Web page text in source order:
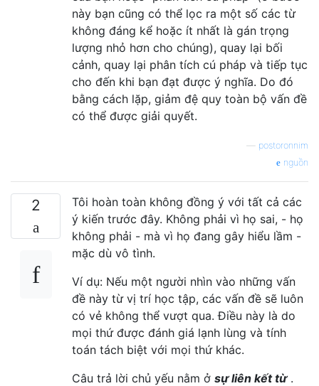
này bạn cũng có thể lọc ra một số các từ
không đáng kể hoặc ít nhất là gán trọng
lượng nhỏ hơn cho chúng), quay lại bối
cảnh, quay lại phân tích cú pháp và tiếp tục
cho đến khi bạn đạt được ý nghĩa. Do đó
bằng cách lặp, giảm đệ quy toàn bộ vấn đề
có thể được giải quyết.
postoronnim
nguồn
2
Tôi hoàn toàn không đồng ý với tất cả các
ý kiến ​​trước đây. Không phải vì họ sai, - họ
không phải - mà vì họ đang gây hiểu lầm -
mặc dù vô tình.
Ví dụ: Nếu một người nhìn vào những vấn
đề này từ vị trí học tập, các vấn đề sẽ luôn
có vẻ không thể vượt qua. Điều này là do
mọi thứ được đánh giá lạnh lùng và tính
toán tách biệt với mọi thứ khác.
Câu trả lời chủ yếu nằm ở sự liên kết từ.